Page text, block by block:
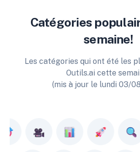
Catégories
semaine!
Les catégories qui ont été les
Outils.ai cette
(mis à jour le lundi 03/